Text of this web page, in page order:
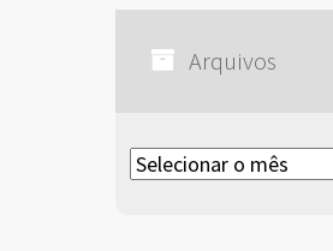
Arquivos